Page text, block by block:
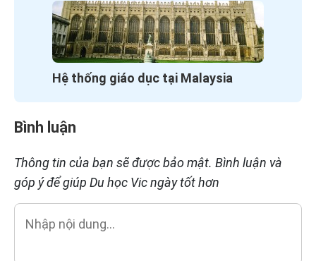
Hệ thống giáo dục tại Malaysia
Bình luận
Thông tin của bạn sẽ được bảo mật. Bình luận và
góp ý để giúp Du học Vic ngày tốt hơn